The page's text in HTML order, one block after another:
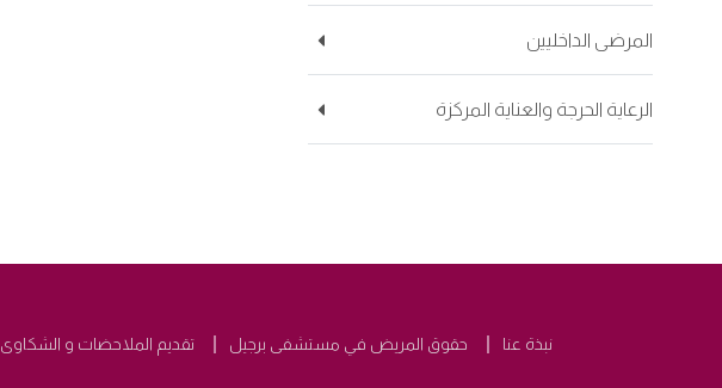
المرضى الداخليين
الرعاية الحرجة والعناية المركزة
نبذة عنا حقوق المريض في مستشفى برجيل تقديم الملاحضات و الشكاوى